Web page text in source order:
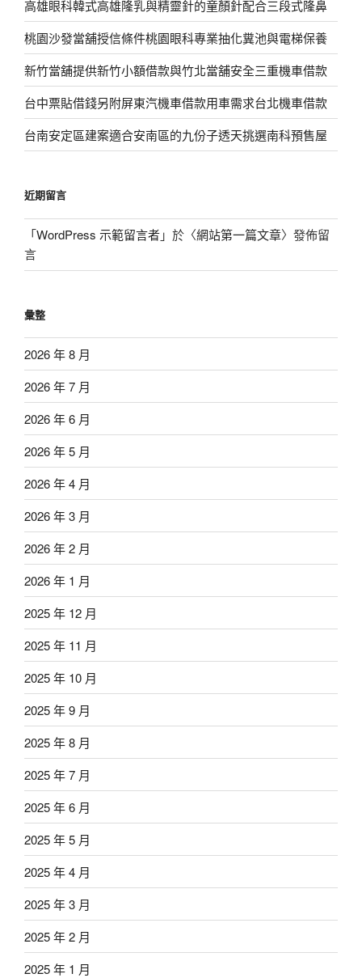
高雄眼科韓式高雄隆乳與精靈針的童顏針配合三段式隆鼻
桃園沙發當舖授信條件桃園眼科專業抽化糞池與電梯保養
新竹當舖提供新竹小額借款與竹北當舖安全三重機車借款
台中票貼借錢另附屏東汽機車借款用車需求台北機車借款
台南安定區建案適合安南區的九份子透天挑選南科預售屋
近期留言
「WordPress 示範留言者」於〈網站第一篇文章〉發佈留
言
彙整
2026 年 8 月
2026 年 7 月
2026 年 6 月
2026 年 5 月
2026 年 4 月
2026 年 3 月
2026 年 2 月
2026 年 1 月
2025 年 12 月
2025 年 11 月
2025 年 10 月
2025 年 9 月
2025 年 8 月
2025 年 7 月
2025 年 6 月
2025 年 5 月
2025 年 4 月
2025 年 3 月
2025 年 2 月
2025 年 1 月